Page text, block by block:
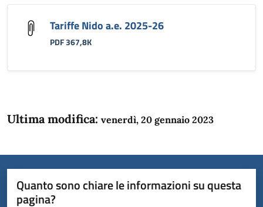
Tariffe Nido a.e. 2025-26
PDF 367,8K
Ultima modifica: venerdì, 20 gennaio 2023
Quanto sono chiare le informazioni su questa
pagina?